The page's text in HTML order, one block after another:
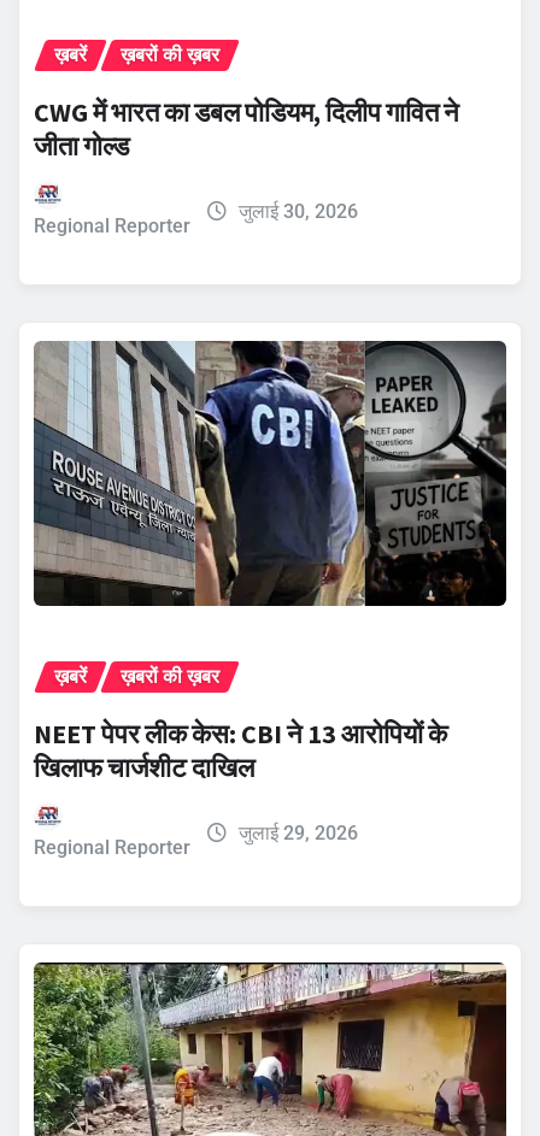
ख़बरें ख़बरों की ख़बर
CWG में भारत का डबल पोडियम, दिलीप गावित ने
जीता गोल्ड
Regional Reporter
जुलाई 30, 2026
ख़बरें ख़बरों की ख़बर
NEET पेपर लीक केस: CBI ने 13 आरोपियों के
खिलाफ चार्जशीट दाखिल
Regional Reporter
जुलाई 29, 2026